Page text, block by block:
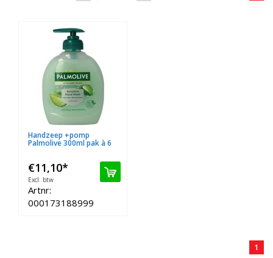
Handzeep +pomp
Palmolive 300ml pak à 6
€11,10*
Excl. btw
Artnr:
000173188999
1